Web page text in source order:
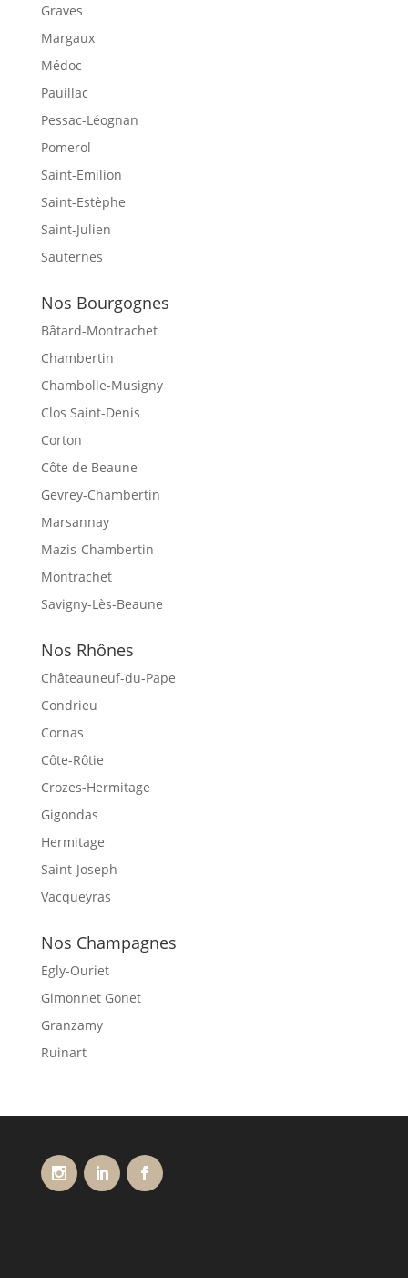
Graves
Margaux
Médoc
Pauillac
Pessac-Léognan
Pomerol
Saint-Emilion
Saint-Estèphe
Saint-Julien
Sauternes
Nos Bourgognes
Bâtard-Montrachet
Chambertin
Chambolle-Musigny
Clos Saint-Denis
Corton
Côte de Beaune
Gevrey-Chambertin
Marsannay
Mazis-Chambertin
Montrachet
Savigny-Lès-Beaune
Nos Rhônes
Châteauneuf-du-Pape
Condrieu
Cornas
Côte-Rôtie
Crozes-Hermitage
Gigondas
Hermitage
Saint-Joseph
Vacqueyras
Nos Champagnes
Egly-Ouriet
Gimonnet Gonet
Granzamy
Ruinart